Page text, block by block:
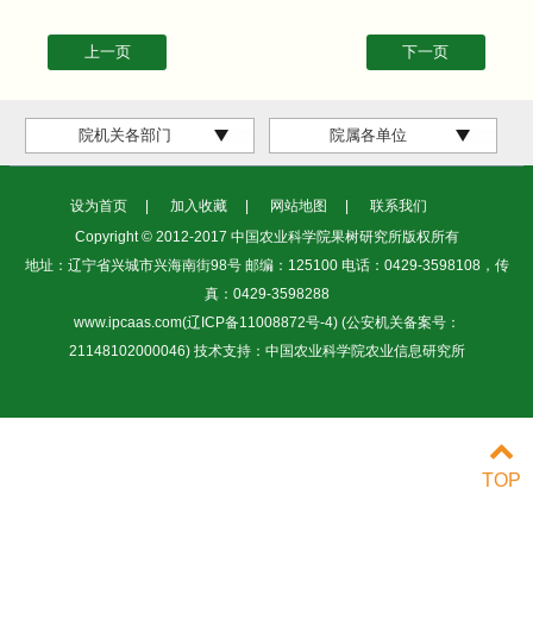
上一页 下一页
院机关各部门 院属各单位
设为首页 加入收藏 网站地图
联系我们
Copyright © 2012-2017 中国农业科学院果树研究所版权所有
地址：辽宁省兴城市兴海南街98号 邮编：125100 电话：0429-3598108，传
真：0429-3598288
www.ipcaas.com(辽ICP备11008872号-4) (公安机关备案号：
21148102000046) 技术支持：中国农业科学院农业信息研究所
TOP